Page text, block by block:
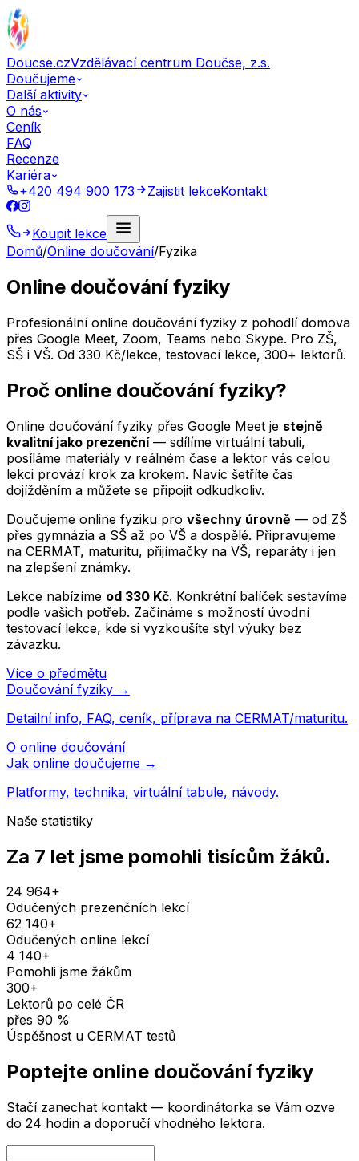
Doucse.czVzdělávací centrum Doučse, z.s.
Doučujeme
Další aktivity
O nás
Ceník
FAQ
Recenze
Kariéra
+420 494 900 173
Zajistit lekceKontakt
Koupit lekce
Domů/Online doučování/Fyzika
Online doučování fyziky
Profesionální online doučování fyziky z pohodlí domova
přes Google Meet, Zoom, Teams nebo Skype. Pro ZŠ,
SŠ i VŠ. Od 330 Kč/lekce, testovací lekce, 300+ lektorů.
Proč online doučovánífyziky?
Online doučování fyziky přes Google Meet je stejně
kvalitní jako prezenční— sdílíme virtuální tabuli,
posíláme materiály v reálném čase a lektor vás celou
lekci provází krok za krokem. Navíc šetříte čas
dojížděním a můžete se připojit odkudkoliv.
Doučujeme online fyziku pro všechny úrovně — od ZŠ
přes gymnázia a SŠ až po VŠ a dospělé. Připravujeme
na CERMAT, maturitu, přijímačky na VŠ, reparáty i jen
na zlepšení známky.
Lekce nabízíme od 330 Kč. Konkrétní balíček sestavíme
podle vašich potřeb. Začínáme s možností úvodní
testovací lekce, kde si vyzkoušíte styl výuky bez
závazku.
Více o předmětu
Doučování fyziky →
Detailní info, FAQ, ceník, příprava na CERMAT/maturitu.
O online doučování
Jak online doučujeme →
Platformy, technika, virtuální tabule, návody.
Naše statistiky
Za 7 let jsme pomohli tisícům žáků.
24 964+
Odučených prezenčních lekcí
62 140+
Odučených online lekcí
4 140+
Pomohli jsme žákům
300+
Lektorů po celé ČR
přes 90 %
Úspěšnost u CERMAT testů
Poptejte online doučovánífyziky
Stačí zanechat kontakt — koordinátorka se Vám ozve
do 24 hodin a doporučí vhodného lektora.